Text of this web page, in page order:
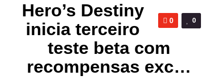
0
0
Hero’s Destiny
inicia terceiro
teste beta com
recompensas exc…